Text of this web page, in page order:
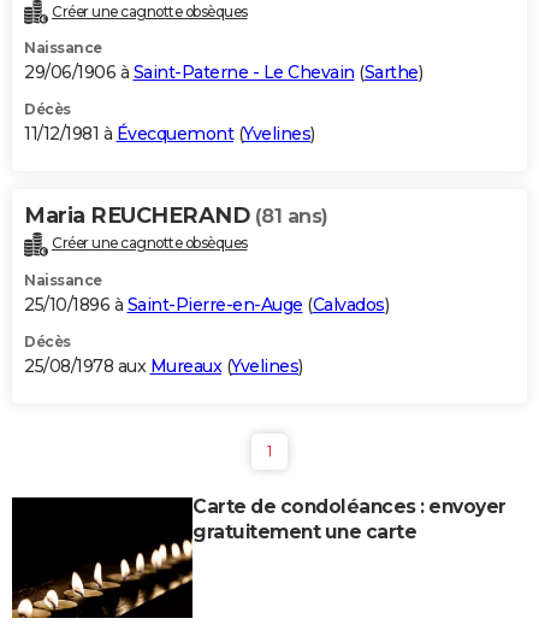
Créer une cagnotte obsèques
Naissance
29/06/1906 à Saint-Paterne - Le Chevain (Sarthe)
Décès
11/12/1981 à Évecquemont(Yvelines)
Maria REUCHERAND (81 ans)
Créer une cagnotte obsèques
Naissance
25/10/1896 à Saint-Pierre-en-Auge (Calvados)
Décès
25/08/1978 aux Mureaux(Yvelines)
1
Carte de condoléances : envoyer
gratuitement une carte